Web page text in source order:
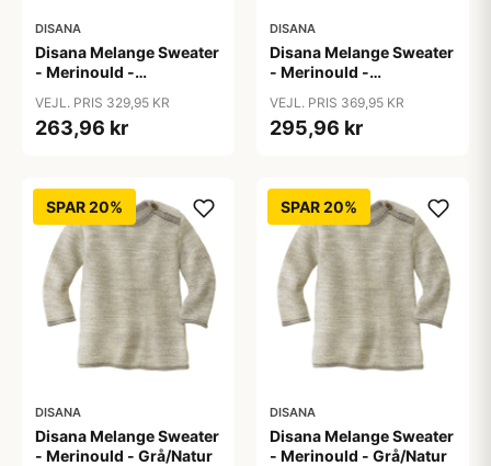
DISANA
Disana Melange Sweater
- Merinould -
VEJL. PRIS 329,95 KR
263,96 kr
DISANA
Disana Melange Sweater
- Merinould -
VEJL. PRIS 369,95 KR
295,96 kr
SPAR 20%
DISANA
Disana Melange Sweater
- Merinould - Grå/Natur
SPAR 20%
DISANA
Disana Melange Sweater
- Merinould - Grå/Natur